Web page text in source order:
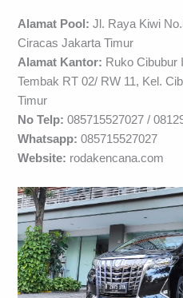
Alamat Pool: Jl. Raya Kiwi
Ciracas Jakarta Timur
Alamat Kantor: Ruko Cibubur
Tembak RT 02/ RW 11, Kel.
Timur
No Telp: 085715527027 /
Whatsapp: 085715527027
Website: rodakencana.com